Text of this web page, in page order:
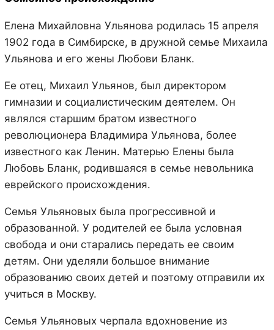
Елена Михайловна Ульянова родилась 15 апреля
1902 года в Симбирске, в дружной семье Михаила
Ульянова и его жены Любови Бланк.
Ее отец, Михаил Ульянов, был директором
гимназии и социалистическим деятелем. Он
являлся старшим братом известного
революционера Владимира Ульянова, более
известного как Ленин. Матерью Елены была
Любовь Бланк, родившаяся в семье невольника
еврейского происхождения.
Семья Ульяновых была прогрессивной и
образованной. У родителей ее была условная
свобода и они старались передать ее своим
детям. Они уделяли большое внимание
образованию своих детей и поэтому отправили их
учиться в Москву.
Семья Ульяновых черпала вдохновение из